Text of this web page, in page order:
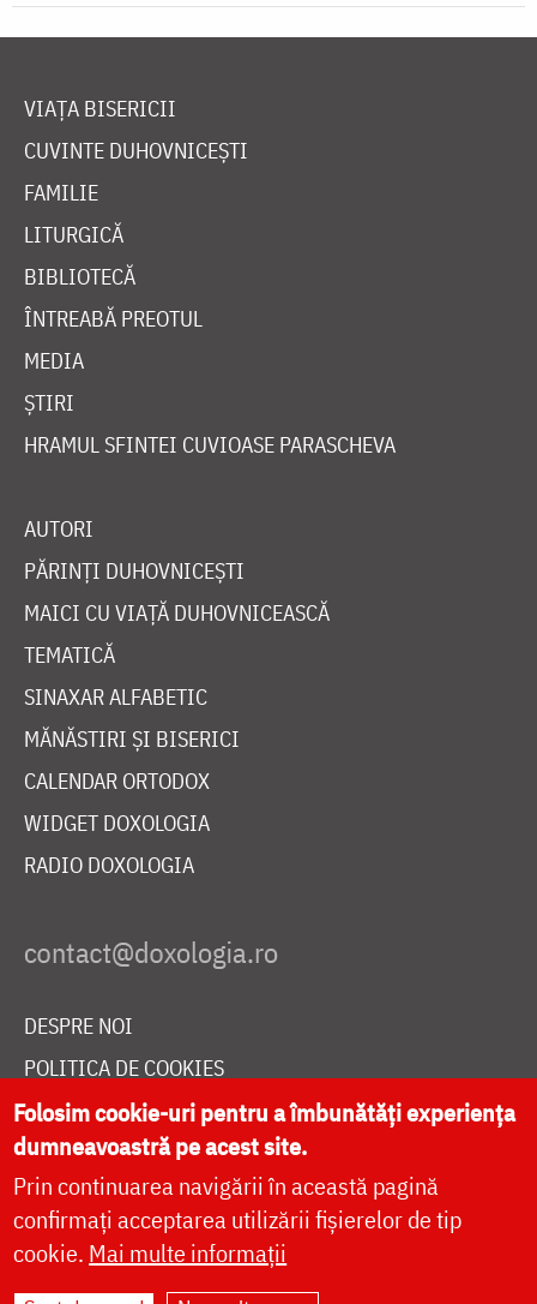
VIAȚA BISERICII
CUVINTE DUHOVNICEȘTI
FAMILIE
LITURGICĂ
BIBLIOTECĂ
ÎNTREABĂ PREOTUL
MEDIA
ȘTIRI
HRAMUL SFINTEI CUVIOASE PARASCHEVA
AUTORI
PĂRINȚI DUHOVNICEȘTI
MAICI CU VIAȚĂ DUHOVNICEASCĂ
TEMATICĂ
SINAXAR ALFABETIC
MĂNĂSTIRI ȘI BISERICI
CALENDAR ORTODOX
WIDGET DOXOLOGIA
RADIO DOXOLOGIA
DESPRE NOI
POLITICA DE COOKIES
DONEAZĂ ONLINE PENTRU CATEDRALA NAȚIONALĂ
LIVE
Folosim cookie-uri pentru a îmbunătăți experiența
dumneavoastră pe acest site.
Prin continuarea navigării în această pagină
confirmați acceptarea utilizării fișierelor de tip
cookie. Mai multe informații